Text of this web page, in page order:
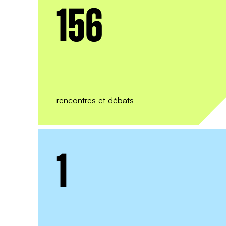
156
rencontres et débats
1